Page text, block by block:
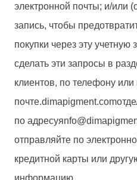
электронной почты; и/или
запись, чтобы
покупки через эту
сделать эти запросы в
клиентов, по телефону или
почте.dimapigment.com
по адресуя
отправляйте по
кредитной карты или